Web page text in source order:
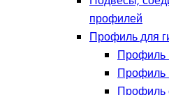
профилей
Профиль для
Профиль